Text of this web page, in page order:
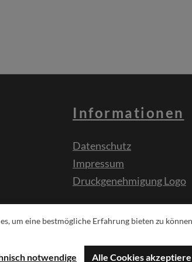
Informationen
Datenschutz
Impressum
Druckgenehmigung Logo
um eine bestmögliche Erfahrung bieten zu
notwendige Alle Cookies